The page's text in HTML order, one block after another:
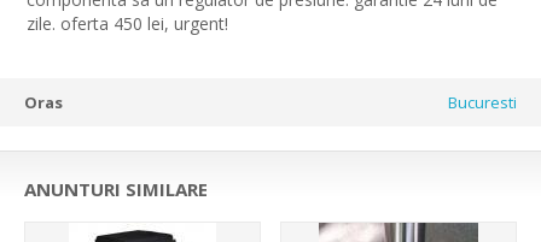
zile. oferta 450 lei, urgent!
Oras Bucuresti
ANUNTURI SIMILARE